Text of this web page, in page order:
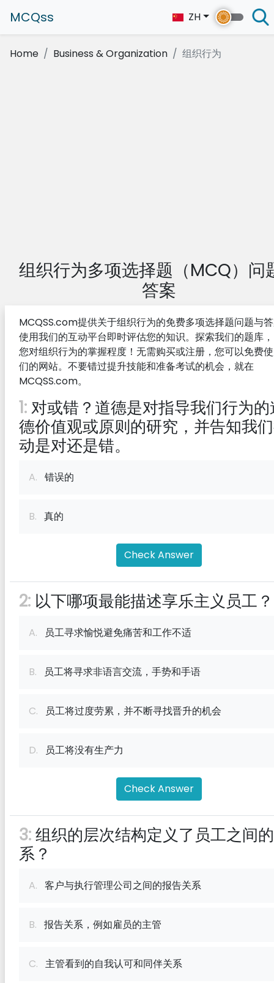
MCQss ZH
Home Business & Organization 组织行为
组织行为多项选择题（MCQ）问
答案
MCQSS.com提供关于组织行为的免费多项选择题问题与
使用我们的互动平台即时评估您的知识。探索我们的题库
您对组织行为的掌握程度！无需购买或注册，您可以免费
们的网站。不要错过提升技能和准备考试的机会，就在
MCQSS.com。
1:对或错？道德是对指导我们行为的
德价值观或原则的研究，并告知我
动是对还是错。
A. 错误的
B. 真的
Check Answer
2: 以下哪项最能描述享乐主义员工？
A. 员工寻求愉悦避免痛苦和工作不适
B. 员工将寻求非语言交流，手势和手语
C. 员工将过度劳累，并不断寻找晋升的机会
D. 员工将没有生产力
Check Answer
3:组织的层次结构定义了员工之间
系？
A. 客户与执行管理公司之间的报告关系
B. 报告关系，例如雇员的主管
C. 主管看到的自我认可和同伴关系